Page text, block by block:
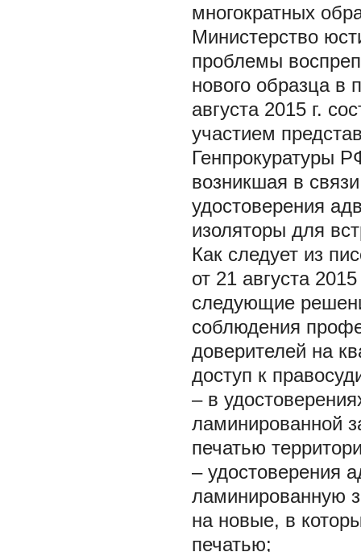
многократных
Министерство
проблемы
нового образца
августа 2015 г.
участием
Генпрокуратуры
возникшая в
удостоверения
изоляторы для
Как следует из
от 21 августа
следующие
соблюдения
доверителей на
доступ к
– в
ламинированной
печатью
– удостоверения
ламинированную
на новые, в
печатью;